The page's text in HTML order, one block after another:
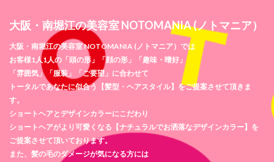
大阪・南堀江の美容室 NOTOMANIA (ノトマニア）
大阪・南堀江の美容室 NOTOMANIA (ノトマニア）では
お客様1人1人の「頭の形」「顔の形」「趣味・嗜好」
「雰囲気」「服装」「ご要望」に合わせて
トータルであなたに似合う【髪型・ヘアスタイル】をご提案させて頂きま
す。
ショートヘアとデザインカラーにこだわり
ショートヘアがより可愛くなる【ナチュラルでお洒落なデザインカラー】を
ご提案させて頂いております。
また、髪の毛のダメージが気になる方には